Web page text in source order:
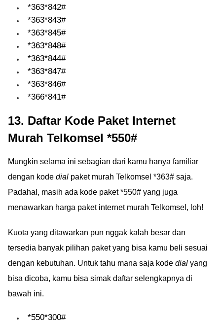
*363*842#
*363*843#
*363*845#
*363*848#
*363*844#
*363*847#
*363*846#
*366*841#
13. Daftar Kode Paket Internet
Murah Telkomsel *550#
Mungkin selama ini sebagian dari kamu hanya familiar
dengan kode dial paket murah Telkomsel *363# saja.
Padahal, masih ada kode paket *550# yang juga
menawarkan harga paket internet murah Telkomsel, loh!
Kuota yang ditawarkan pun nggak kalah besar dan
tersedia banyak pilihan paket yang bisa kamu beli sesuai
dengan kebutuhan. Untuk tahu mana saja kode dial yang
bisa dicoba, kamu bisa simak daftar selengkapnya di
bawah ini.
*550*300#